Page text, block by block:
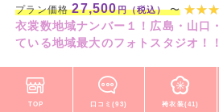
プラン価格27,500円（税込）〜
衣裳数地域ナンバー１！広島・山口
ている地域最大のフォトスタジオ！！
TOP 口コミ(93) 袴衣装(41)